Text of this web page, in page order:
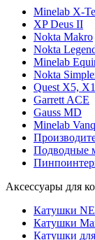
Minelab X-
XP Deus II
Nokta Makro
Nokta
Minelab
Nokta
Quest X5,
Garrett ACE
Gauss MD
Minelab
Подводные
Аксессуары для
Катушки
Катушки
Катушки